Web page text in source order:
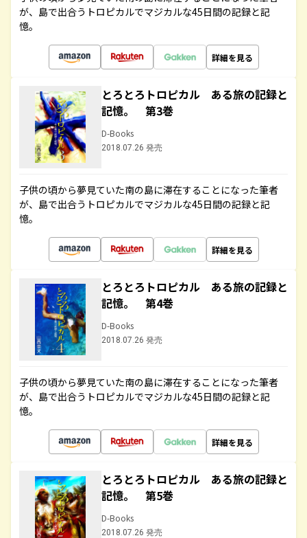
が、島で出合うトロピカルでマジカルな45日間の記録と記
憶。
詳細を見る
とろとろトロピカル ある旅の記録と
記憶。 第3巻
D-Books
2018.07.26 発売
子供の頃から夢見ていた南の島に滞在することになった筆者
が、島で出合うトロピカルでマジカルな45日間の記録と記
憶。
詳細を見る
とろとろトロピカル ある旅の記録と
記憶。 第4巻
D-Books
2018.07.26 発売
子供の頃から夢見ていた南の島に滞在することになった筆者
が、島で出合うトロピカルでマジカルな45日間の記録と記
憶。
詳細を見る
とろとろトロピカル ある旅の記録と
記憶。 第5巻
D-Books
2018.07.26 発売